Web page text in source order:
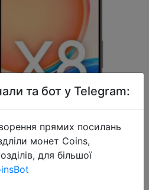
та бот у Telegram:
прямих посилань
монет Coins,
для більшої